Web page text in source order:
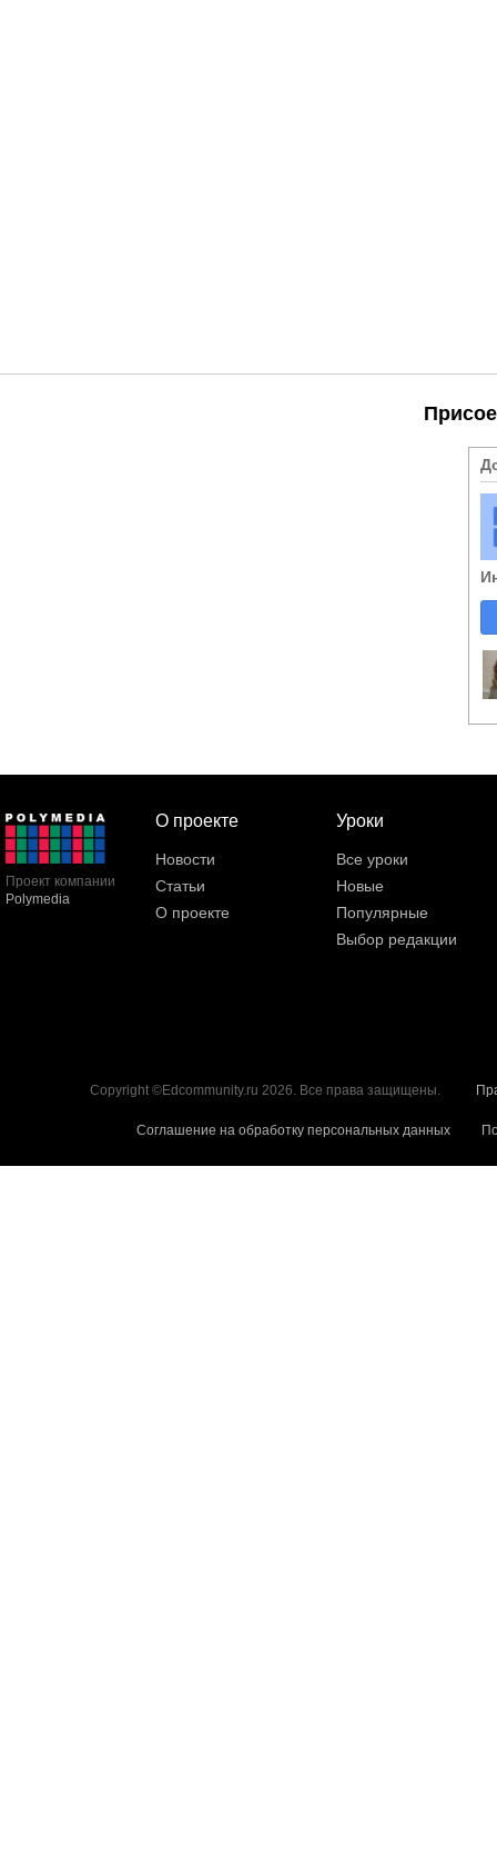
Проект компании
Polymedia
О проекте
Новости
Статьи
О проекте
Уроки
Все уроки
Новые
Популярные
Выбор редакции
Copyright ©Edcommunity.ru 2026. Все права защищены.
Соглашение на обработку персональных данных